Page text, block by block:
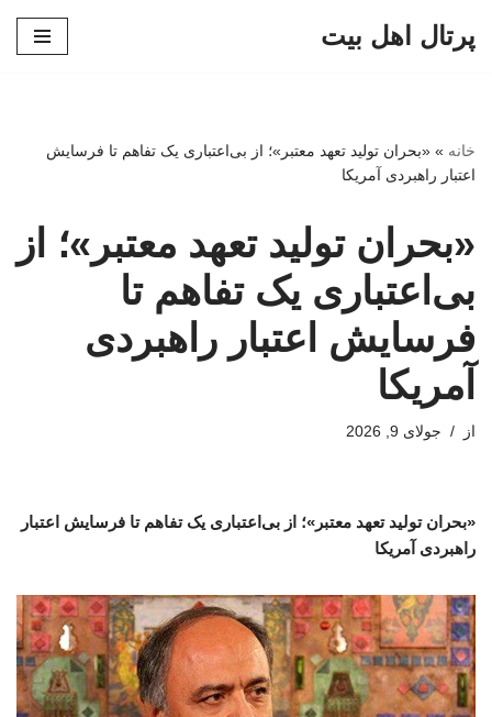
پرتال اهل بیت
خانه » «بحران تولید تعهد معتبر»؛ از بی‌اعتباری یک تفاهم تا فرسایش
اعتبار راهبردی آمریکا
«بحران تولید تعهد معتبر»؛ از
بی‌اعتباری یک تفاهم تا
فرسایش اعتبار راهبردی
آمریکا
از جولای 9, 2026
«بحران تولید تعهد معتبر»؛ از بی‌اعتباری یک تفاهم تا فرسایش اعتبار
راهبردی آمریکا